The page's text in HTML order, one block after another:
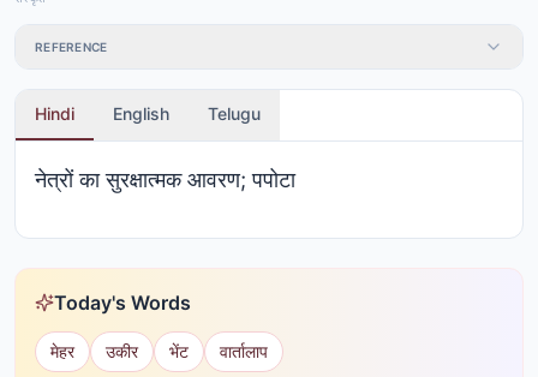
REFERENCE
Hindi English Telugu
नेत्रों का सुरक्षात्मक आवरण; पपोटा
Today's Words
मेहर उकीर भेंट वार्तालाप